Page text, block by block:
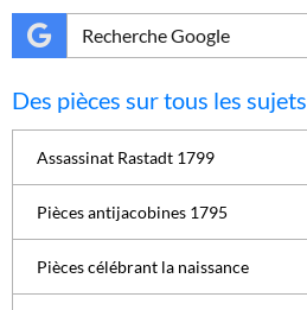
Des pièces sur tous les sujets
Assassinat Rastadt 1799
Pièces antijacobines 1795
Pièces célébrant la naissance